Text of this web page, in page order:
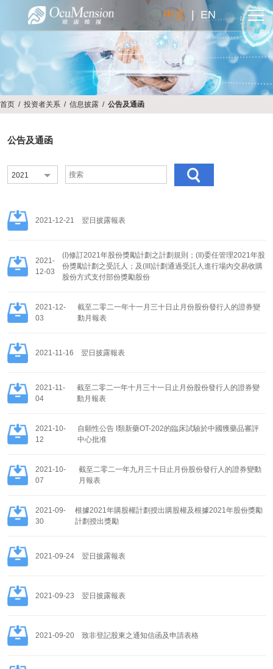
中文 EN
首页 / 投资者关系 / 信息披露 / 公告及通函
公告及通函
2021
2021-12-21 翌日披露報表
2021-
12-03
(I)修訂2021年股份獎勵計劃之計劃規則；(II)委任管理2021年股
份獎勵計劃之受託人；及(III)計劃通過受託人進行場內交易收購
股份方式支付部份獎勵股份
2021-12-
03
截至二零二一年十一月三十日止月份股份發行人的證券變
動月報表
2021-11-16 翌日披露報表
2021-11-
04
截至二零二一年十月三十一日止月份股份發行人的證券變
動月報表
2021-10-
12
自願性公告 I類新藥OT-202的臨床試驗於中國獲藥品審評
中心批准
2021-10-
07
截至二零二一年九月三十日止月份股份發行人的證券變動
月報表
2021-09-
30
根據2021年購股權計劃授出購股權及根據2021年股份獎勵
計劃授出獎勵
2021-09-24 翌日披露報表
2021-09-23 翌日披露報表
2021-09-20 致非登記股東之通知信函及申請表格